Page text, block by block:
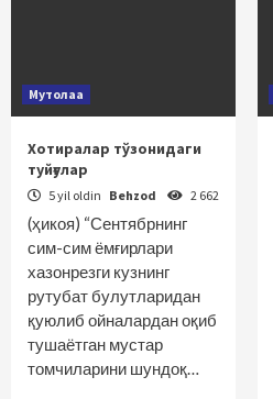
Мутолаа
Хотиралар тўзонидаги
туйғулар
5 yil oldin Behzod 2 662
(ҳикоя) “Сентябрнинг
сим-сим ёмғирлари
хазонрезги кузнинг
рутубат булутларидан
қуюлиб ойналардан оқиб
тушаётган мустар
томчиларини шундоқ…